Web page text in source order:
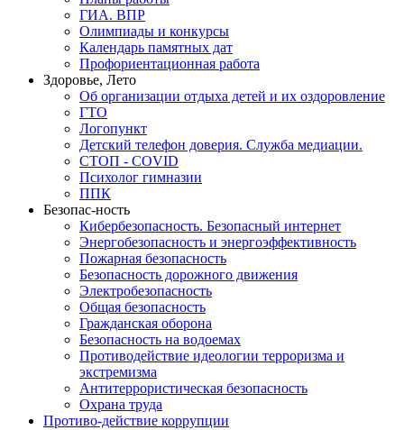
ГИА. ВПР
Олимпиады и конкурсы
Календарь памятных дат
Профориентационная работа
Здоровье, Лето
Об организации отдыха детей и их оздоровление
ГТО
Логопункт
Детский телефон доверия. Служба медиации.
СТОП - COVID
Психолог гимназии
ППК
Безопас-ность
Кибербезопасность. Безопасный интернет
Энергобезопасность и энергоэффективность
Пожарная безопасность
Безопасность дорожного движения
Электробезопасность
Общая безопасность
Гражданская оборона
Безопасность на водоемах
Противодействие идеологии терроризма и
экстремизма
Антитеррористическая безопасность
Охрана труда
Противо-действие коррупции